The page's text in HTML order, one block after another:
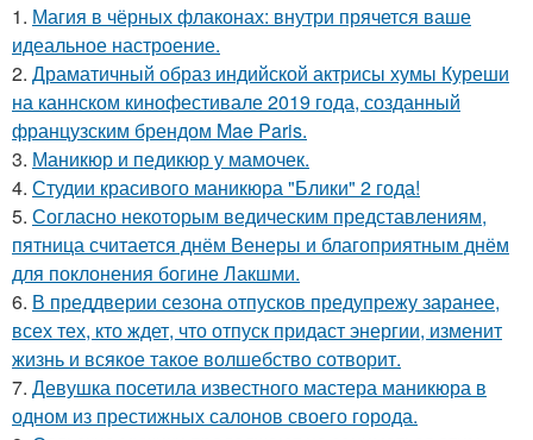
1. Магия в чёрных флаконах: внутри прячется ваше
идеальное настроение.
2. Драматичный образ индийской актрисы хумы Куреши
на каннском кинофестивале 2019 года, созданный
французским брендом Mae Paris.
3. Маникюр и педикюр у мамочек.
4. Студии красивого маникюра "Блики" 2 года!
5. Согласно некоторым ведическим представлениям,
пятница считается днём Венеры и благоприятным днём
для поклонения богине Лакшми.
6. В преддверии сезона отпусков предупрежу заранее,
всех тех, кто ждет, что отпуск придаст энергии, изменит
жизнь и всякое такое волшебство сотворит.
7. Девушка посетила известного мастера маникюра в
одном из престижных салонов своего города.